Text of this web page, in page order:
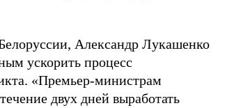
Александр Лукашенко
ускорить процесс
«Премьер-министрам
двух дней выработать